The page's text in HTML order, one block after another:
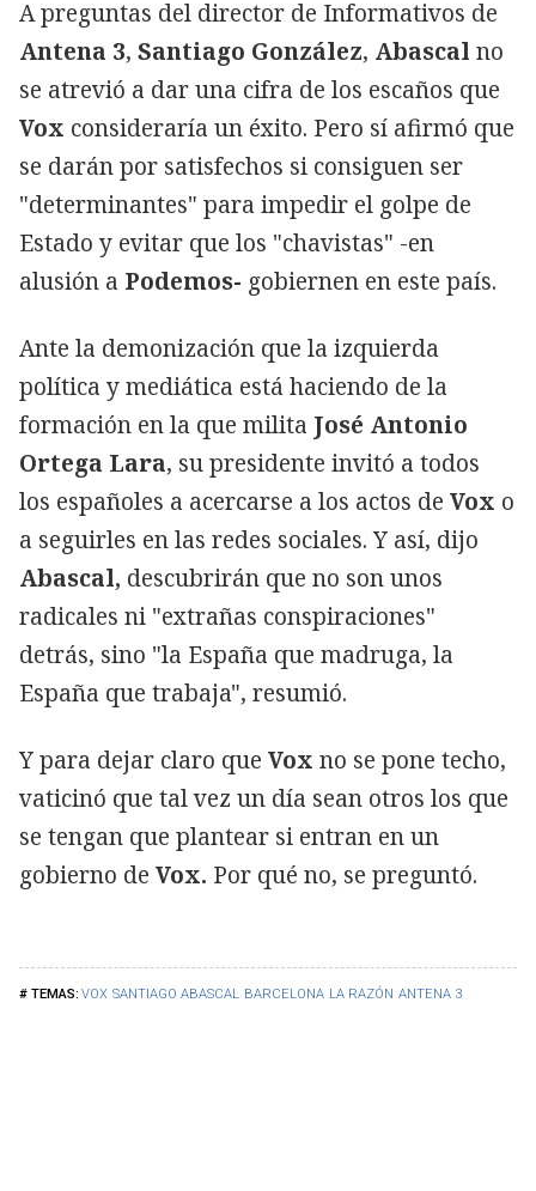
VOX SANTIAGO ABASCAL BARCELONA LA RAZÓN ANTENA 3
A preguntas del director de Informativos de
Antena 3, Santiago González, Abascal no
se atrevió a dar una cifra de los escaños que
Vox consideraría un éxito. Pero sí afirmó que
se darán por satisfechos si consiguen ser
"determinantes" para impedir el golpe de
Estado y evitar que los "chavistas" -en
alusión a Podemos- gobiernen en este país.
Ante la demonización que la izquierda
política y mediática está haciendo de la
formación en la que milita José Antonio
Ortega Lara, su presidente invitó a todos
los españoles a acercarse a los actos de Vox o
a seguirles en las redes sociales. Y así, dijo
Abascal, descubrirán que no son unos
radicales ni "extrañas conspiraciones"
detrás, sino "la España que madruga, la
España que trabaja", resumió.
Y para dejar claro que Vox no se pone techo,
vaticinó que tal vez un día sean otros los que
se tengan que plantear si entran en un
gobierno de Vox. Por qué no, se preguntó.